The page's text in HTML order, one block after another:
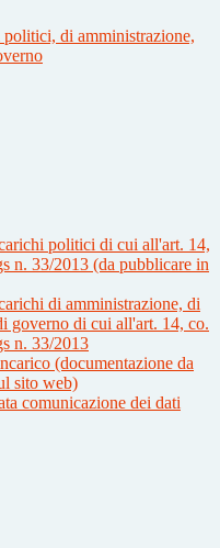
di amministrazione,
politici di cui all'art. 14,
n. 33/2013 (da pubblicare in
di amministrazione, di
governo di cui all'art. 14, co.
n. 33/2013
(documentazione da
sito web)
comunicazione dei dati